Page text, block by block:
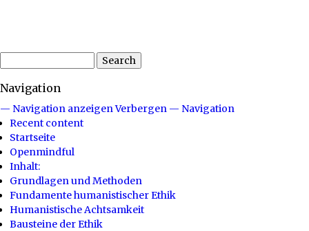
Navigation
— Navigation anzeigenVerbergen — Navigation
Recent content
Startseite
Openmindful
Inhalt:
Grundlagen und Methoden
Fundamente humanistischer Ethik
Humanistische Achtsamkeit
Bausteine der Ethik